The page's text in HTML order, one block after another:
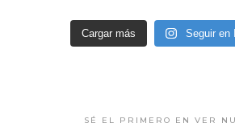
Cargar más Seguir en
SÉ EL PRIMERO EN VER